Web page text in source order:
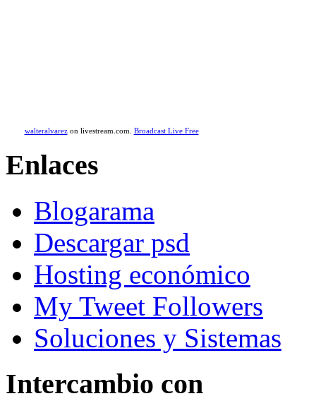
walteralvarezon livestream.com. Broadcast Live Free
Enlaces
Blogarama
Descargar psd
Hosting económico
My Tweet Followers
Soluciones y Sistemas
Intercambio con